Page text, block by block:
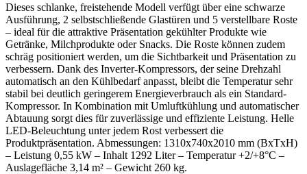
Dieses schlanke, freistehende Modell verfügt über eine schwarze
Ausführung, 2 selbstschließende Glastüren und 5 verstellbare Roste
– ideal für die attraktive Präsentation gekühlter Produkte wie
Getränke, Milchprodukte oder Snacks. Die Roste können zudem
schräg positioniert werden, um die Sichtbarkeit und Präsentation zu
verbessern. Dank des Inverter-Kompressors, der seine Drehzahl
automatisch an den Kühlbedarf anpasst, bleibt die Temperatur sehr
stabil bei deutlich geringerem Energieverbrauch als ein Standard-
Kompressor. In Kombination mit Umluftkühlung und automatischer
Abtauung sorgt dies für zuverlässige und effiziente Leistung. Helle
LED-Beleuchtung unter jedem Rost verbessert die
Produktpräsentation. Abmessungen: 1310x740x2010 mm (BxTxH)
– Leistung 0,55 kW – Inhalt 1292 Liter – Temperatur +2/+8°C –
Auslagefläche 3,14 m² – Gewicht 260 kg.